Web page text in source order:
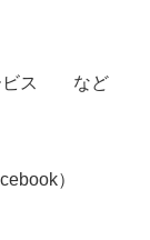
ービス など
）